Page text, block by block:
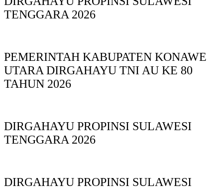
TENGGARA 2026
PEMERINTAH KABUPATEN KONAWE
UTARA DIRGAHAYU TNI AU KE 80
TAHUN 2026
DIRGAHAYU PROPINSI SULAWESI
TENGGARA 2026
DIRGAHAYU PROPINSI SULAWESI